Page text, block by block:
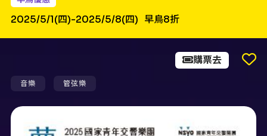
2025/5/1(四)-2025/5/8(四) 早鳥8折
音樂 管弦樂
購票去